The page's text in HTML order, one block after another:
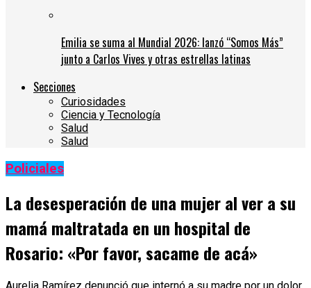
Emilia se suma al Mundial 2026: lanzó “Somos Más”
junto a Carlos Vives y otras estrellas latinas
Secciones
Curiosidades
Ciencia y Tecnología
Salud
Salud
Policiales
La desesperación de una mujer al ver a su
mamá maltratada en un hospital de
Rosario: «Por favor, sacame de acá»